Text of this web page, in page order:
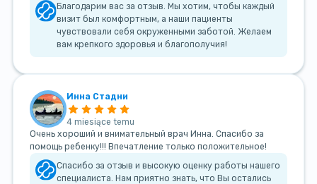
Благодарим вас за отзыв. Мы хотим, чтобы каждый
визит был комфортным, а наши пациенты
чувствовали себя окруженными заботой. Желаем
вам крепкого здоровья и благополучия!
Инна Стадни
4 miesiące temu
Очень хороший и внимательный врач Инна. Спасибо за
помощь ребенку!!! Впечатление только положительное!
Спасибо за отзыв и высокую оценку работы нашего
специалиста. Нам приятно знать, что Вы остались